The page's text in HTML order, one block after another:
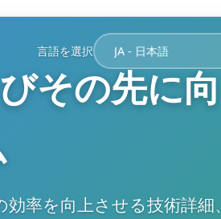
言語を選択
その先に向
率を向上させる技術詳細、